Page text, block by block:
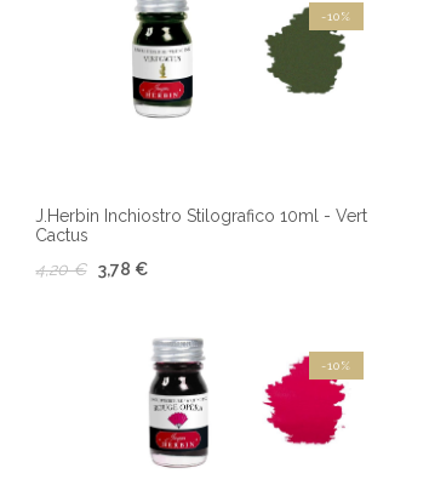
J.Herbin Inchiostro Stilografico 10ml - Vert
Cactus
4,20 €
3,78 €
-10%
-10%